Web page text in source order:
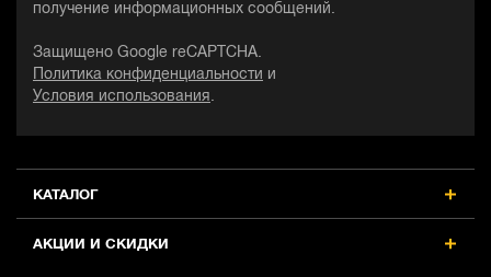
КАТАЛОГ
АКЦИИ И СКИДКИ
получение информационных сообщений.
Защищено Google reCAPTCHA.
Политика конфиденциальности
и
Условия использования .